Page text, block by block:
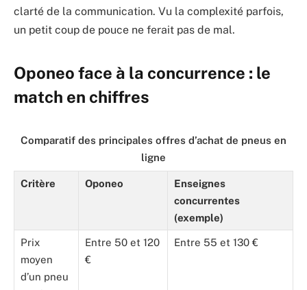
clarté de la communication. Vu la complexité parfois,
un petit coup de pouce ne ferait pas de mal.
Oponeo face à la concurrence : le
match en chiffres
Comparatif des principales offres d’achat de pneus en
ligne
Critère Oponeo
Enseignes
concurrentes
(exemple)
Prix
moyen
d’un pneu
Entre 50 et 120
€
Entre 55 et 130 €